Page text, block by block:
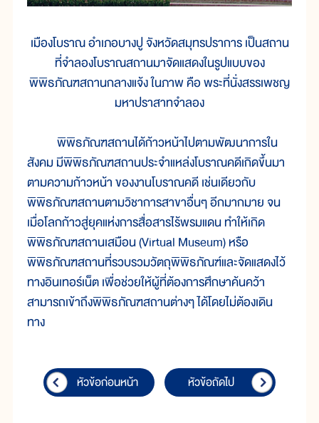
เมืองโบราณ อำเภอบางปู จังหวัดสมุทรปราการ เป็นสถาน
ที่จำลองโบราณสถานมาจัดแสดงในรูปแบบของ
พิพิธภัณฑสถานกลางแจ้ง ในภาพ คือ พระที่นั่งสรรเพชญ
มหาปราสาทจำลอง
พิพิธภัณฑสถานได้ก้าวหน้าไปตามพัฒนาการใน
สังคม มีพิพิธภัณฑสถานประจำแหล่งโบราณคดีเกิดขึ้นมา
ตามความก้าวหน้า ของงานโบราณคดี เช่นเดียวกับ
พิพิธภัณฑสถานตามวิชาการสาขาอื่นๆ อีกมากมาย จน
เมื่อโลกก้าวสู่ยุคแห่งการสื่อสารไร้พรมแดน ทำให้เกิด
พิพิธภัณฑสถานเสมือน (Virtual Museum) หรือ
พิพิธภัณฑสถานที่รวบรวมวัตถุพิพิธภัณฑ์และจัดแสดงไว้
ทางอินเทอร์เน็ต เพื่อช่วยให้ผู้ที่ต้องการศึกษาค้นคว้า
สามารถเข้าถึงพิพิธภัณฑสถานต่างๆ ได้โดยไม่ต้องเดิน
ทาง
หัวข้อก่อนหน้า หัวข้อถัดไป